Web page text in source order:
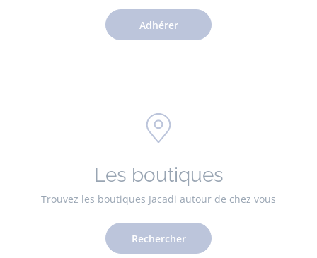
Adhérer
Les boutiques
Trouvez les boutiques Jacadi autour de chez vous
Rechercher